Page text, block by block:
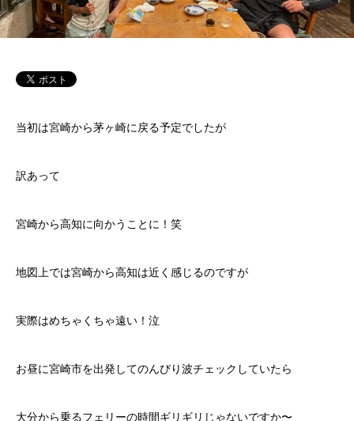
当初は宮崎から茅ヶ崎に戻る予定でしたが
訳あって
宮崎から高知に向かうことに！笑
地図上では宮崎から高知は近く感じるのですが
実際はめちゃくちゃ遠い！泣
お昼に宮崎市を出発してのんびり波チェックしていたら
大分から乗るフェリーの時間ギリギリじゃないですか〜